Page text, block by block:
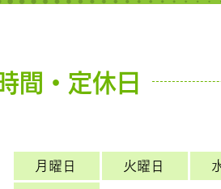
間・定休日
月曜日 火曜日